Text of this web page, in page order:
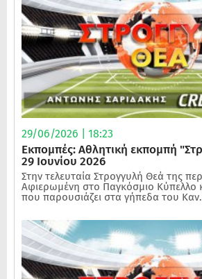
29/06/2026 | 18:23
Εκπομπές: Αθλητική εκπομπή
29 Ιουνίου 2026
Στην τελευταία Στρογγυλή Θεά της
Αφιερωμένη στο Παγκόσμιο Κύπελλο
που παρουσιάζει στα γήπεδα του